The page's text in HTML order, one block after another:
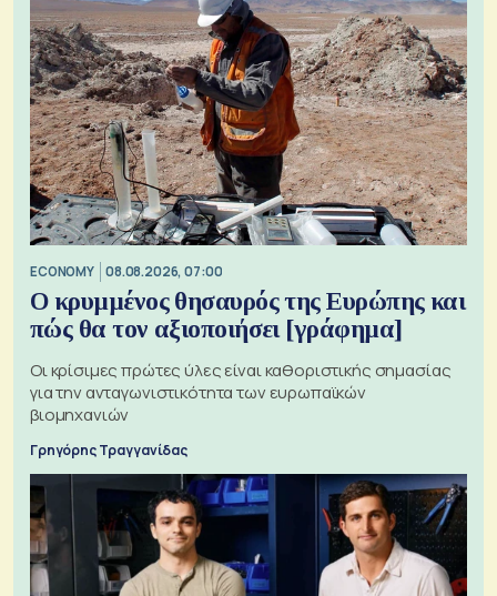
ECONOMY 08.08.2026, 07:00
Ο κρυμμένος θησαυρός της Ευρώπης και
πώς θα τον αξιοποιήσει [γράφημα]
Οι κρίσιμες πρώτες ύλες είναι καθοριστικής σημασίας
για την ανταγωνιστικότητα των ευρωπαϊκών
βιομηχανιών
Γρηγόρης Τραγγανίδας